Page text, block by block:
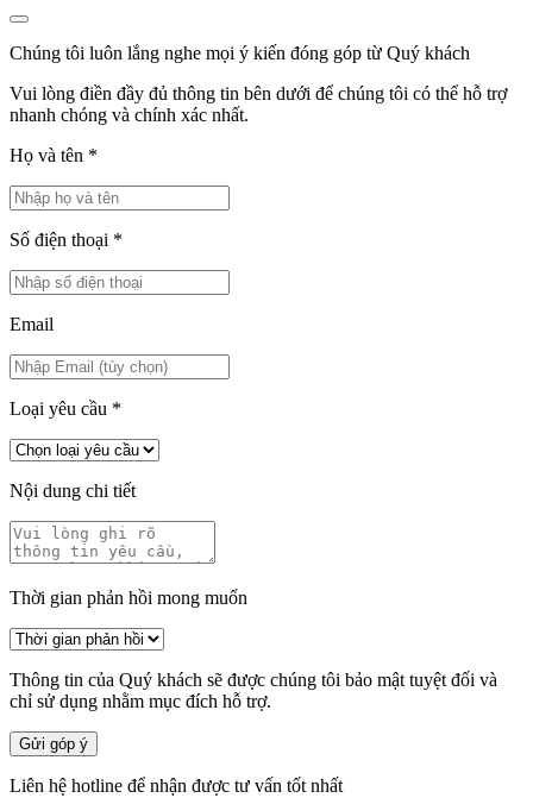
Chúng tôi luôn lắng nghe mọi ý kiến đóng góp từ Quý khách
Vui lòng điền đầy đủ thông tin bên dưới để chúng tôi có thể hỗ trợ
nhanh chóng và chính xác nhất.
Họ và tên *
Số điện thoại *
Email
Loại yêu cầu *
Nội dung chi tiết
Thời gian phản hồi mong muốn
Thông tin của Quý khách sẽ được chúng tôi bảo mật tuyệt đối và
chỉ sử dụng nhằm mục đích hỗ trợ.
Gửi góp ý
Liên hệ hotline để nhận được tư vấn tốt nhất